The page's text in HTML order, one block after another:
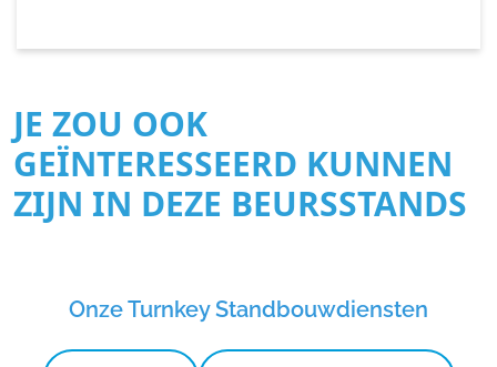
JE ZOU OOK
GEÏNTERESSEERD KUNNEN
ZIJN IN DEZE BEURSSTANDS
Onze Turnkey Standbouwdiensten